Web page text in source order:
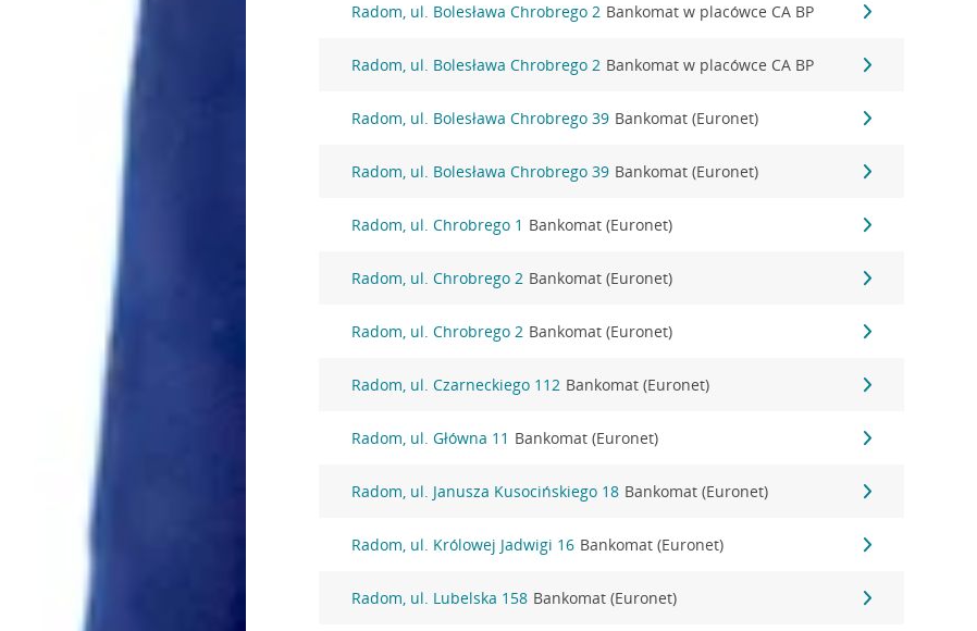
Radom, ul. Bolesława Chrobrego 2 Bankomat w placówce CA BP
Radom, ul. Bolesława Chrobrego 2 Bankomat w placówce CA BP
Radom, ul. Bolesława Chrobrego 39 Bankomat (Euronet)
Radom, ul. Bolesława Chrobrego 39 Bankomat (Euronet)
Radom, ul. Chrobrego 1 Bankomat (Euronet)
Radom, ul. Chrobrego 2 Bankomat (Euronet)
Radom, ul. Chrobrego 2 Bankomat (Euronet)
Radom, ul. Czarneckiego 112 Bankomat (Euronet)
Radom, ul. Główna 11 Bankomat (Euronet)
Radom, ul. Janusza Kusocińskiego 18 Bankomat (Euronet)
Radom, ul. Królowej Jadwigi 16 Bankomat (Euronet)
Radom, ul. Lubelska 158 Bankomat (Euronet)